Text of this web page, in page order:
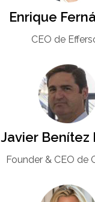
Enrique
CEO de
Javier Benítez
Founder & CEO de